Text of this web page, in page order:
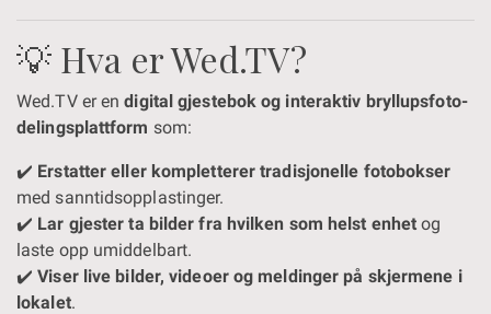
💡 Hva er Wed.TV?
Wed.TV er endigital gjestebok og interaktiv bryllupsfoto-
delingsplattform som:
✔️ Erstatter eller kompletterer tradisjonelle fotobokser
med sanntidsopplastinger.
✔️ Lar gjester ta bilder fra hvilken som helst enhet og
laste opp umiddelbart.
✔️Viser live bilder, videoer og meldinger på skjermene i
lokalet.